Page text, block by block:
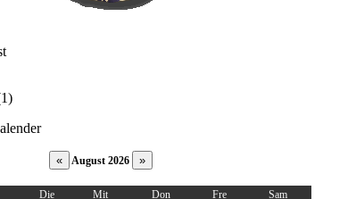
August 2026
Die Mit Don Fre
Sam